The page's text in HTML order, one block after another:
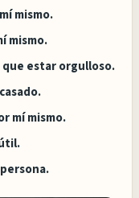
mismo.
mismo.
estar orgulloso.
mí mismo.